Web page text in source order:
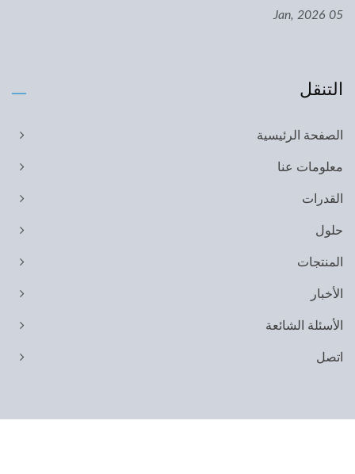
05 Jan, 2026
التنقل
الصفحة الرئيسية
معلومات عنا
القدرات
حلول
المنتجات
الأخبار
الأسئلة الشائعة
اتصل